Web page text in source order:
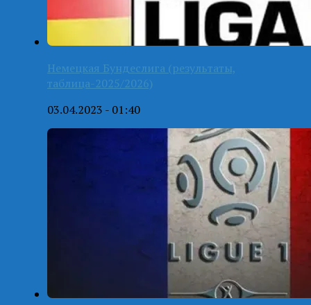
Немецкая Бундеслига (результаты,
таблица-2025/2026)
03.04.2023 - 01:40